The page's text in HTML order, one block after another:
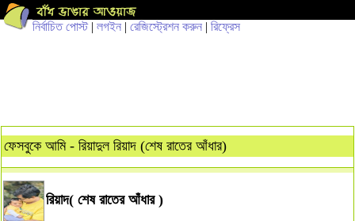
নির্বাচিত পোস্ট| লগইন | রেজিস্ট্রেশন করুন | রিফ্রেস
ফেসবুকে আমি - রিয়াদুল রিয়াদ (শেষ রাতের আঁধার)
রিয়াদ( শেষ রাতের আঁধার )